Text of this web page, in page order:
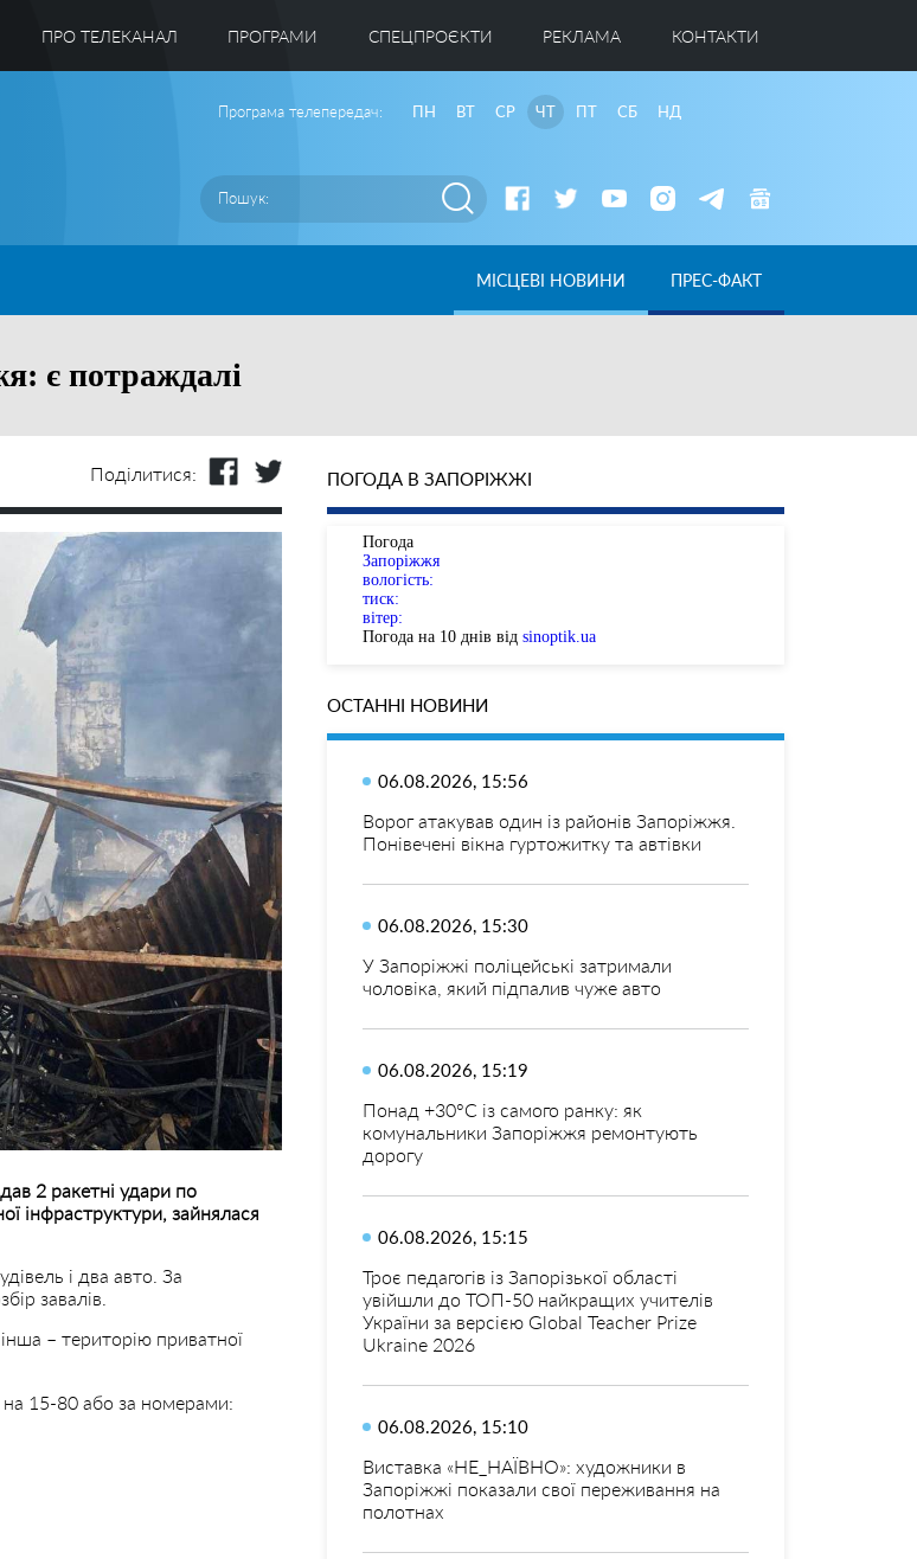
ПРО ТЕЛЕКАНАЛ ПРОГРАМИ CПЕЦПРОЄКТИ РЕКЛАМА КОНТАКТИ
Програма телепередач: ПН ВТ СР ЧТ ПТ СБ НД
МІСЦЕВІ НОВИНИ ПРЕС-ФАКТ
є потраждалі
Поділитися:
2 ракетні удари по
інфраструктури, зайнялася
і два авто. За
завалів.
– територію приватної
15-80 або за номерами:
ПОГОДА В ЗАПОРІЖЖІ
Погода
Запоріжжя
вологість:
тиск:
вітер:
Погода на 10 днів від sinoptik.ua
ОСТАННІ НОВИНИ
06.08.2026, 15:56
Ворог атакував один із районів Запоріжжя.
Понівечені вікна гуртожитку та автівки
06.08.2026, 15:30
У Запоріжжі поліцейські затримали
чоловіка, який підпалив чуже авто
06.08.2026, 15:19
Понад +30°C із самого ранку: як
комунальники Запоріжжя ремонтують
дорогу
06.08.2026, 15:15
Троє педагогів із Запорізької області
увійшли до ТОП-50 найкращих учителів
України за версією Global Teacher Prize
Ukraine 2026
06.08.2026, 15:10
Виставка «НЕ_НАЇВНО»: художники в
Запоріжжі показали свої переживання на
полотнах